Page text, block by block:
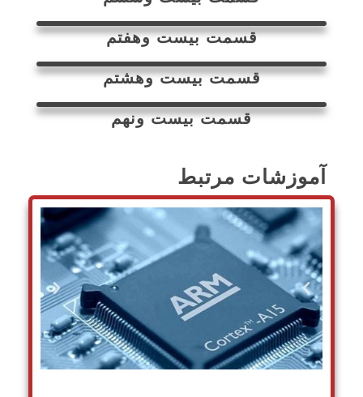
قسمت بیست وهفتم
قسمت بیست وهشتم
قسمت بیست ونهم
آموزشات مرتبط